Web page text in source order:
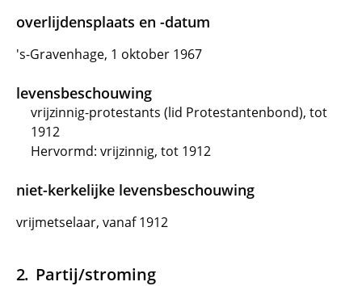
overlijdensplaats en -datum
's-Gravenhage, 1 oktober 1967
levensbeschouwing
vrijzinnig-protestants (lid Protestantenbond), tot
1912
Hervormd: vrijzinnig, tot 1912
niet-kerkelijke levensbeschouwing
vrijmetselaar, vanaf 1912
Partij/stroming